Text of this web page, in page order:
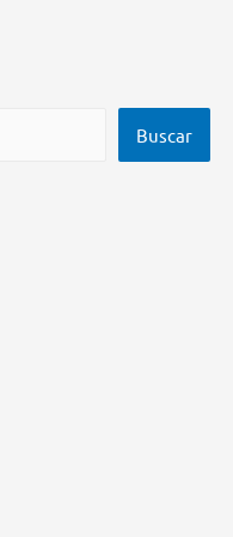
Buscar